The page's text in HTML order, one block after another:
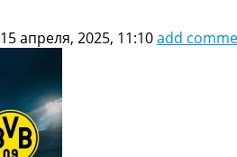
15 апреля, 2025, 11:10add